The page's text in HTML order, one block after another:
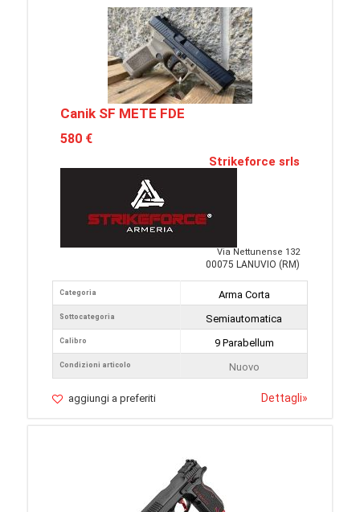
Canik SF METE FDE
580 €
Strikeforce srls
Via Nettunense 132
00075 LANUVIO (RM)
Categoria
Sottocategoria
Calibro
Condizioni articolo
Arma Corta
Semiautomatica
9 Parabellum
Nuovo
aggiungi a preferiti Dettagli»